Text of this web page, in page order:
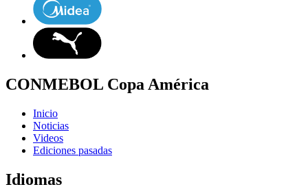
CONMEBOL Copa América
Inicio
Noticias
Videos
Ediciones pasadas
Idiomas